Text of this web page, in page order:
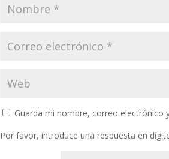
Guarda mi nombre, correo electrónico
Por favor, introduce una respuesta en